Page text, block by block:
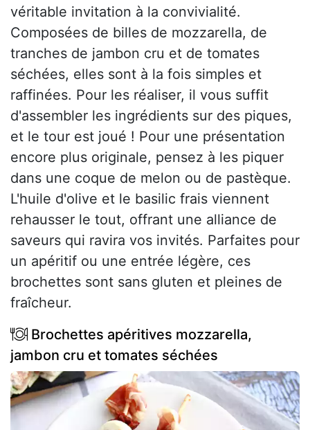
véritable invitation à la convivialité.
Composées de billes de mozzarella, de
tranches de jambon cru et de tomates
séchées, elles sont à la fois simples et
raffinées. Pour les réaliser, il vous suffit
d'assembler les ingrédients sur des piques,
et le tour est joué ! Pour une présentation
encore plus originale, pensez à les piquer
dans une coque de melon ou de pastèque.
L'huile d'olive et le basilic frais viennent
rehausser le tout, offrant une alliance de
saveurs qui ravira vos invités. Parfaites pour
un apéritif ou une entrée légère, ces
brochettes sont sans gluten et pleines de
fraîcheur.
Brochettes apéritives mozzarella,
jambon cru et tomates séchées